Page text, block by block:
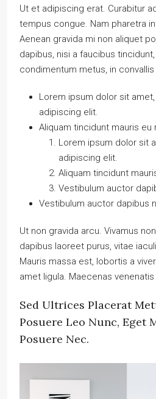
Ut et adipiscing erat. Curabitur
tempus congue. Nam pharetra
Aenean gravida mi non aliquet
dapibus, nisi a faucibus
condimentum metus, in
Lorem ipsum dolor sit
adipiscing elit.
Aliquam tincidunt mauris eu
Lorem ipsum dolor sit
adipiscing elit.
Aliquam tincidunt
Vestibulum auctor
Vestibulum auctor dapibus
Ut non gravida arcu. Vivamus
dapibus laoreet purus, vitae
Mauris massa est, lobortis a
amet ligula. Maecenas
Sed Ultrices Placerat
Posuere Leo Nunc, Eget
Posuere Nec.